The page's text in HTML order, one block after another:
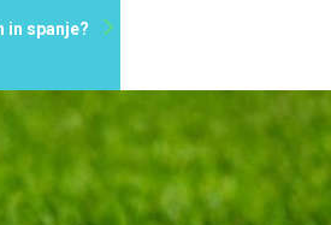
in spanje?